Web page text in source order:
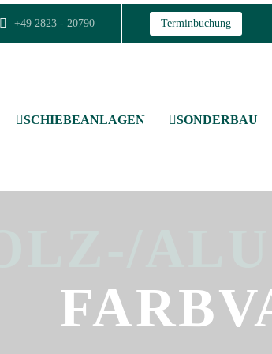
+49 2823 - 20790 Terminbuchung
SCHIEBEANLAGEN SONDERBAU